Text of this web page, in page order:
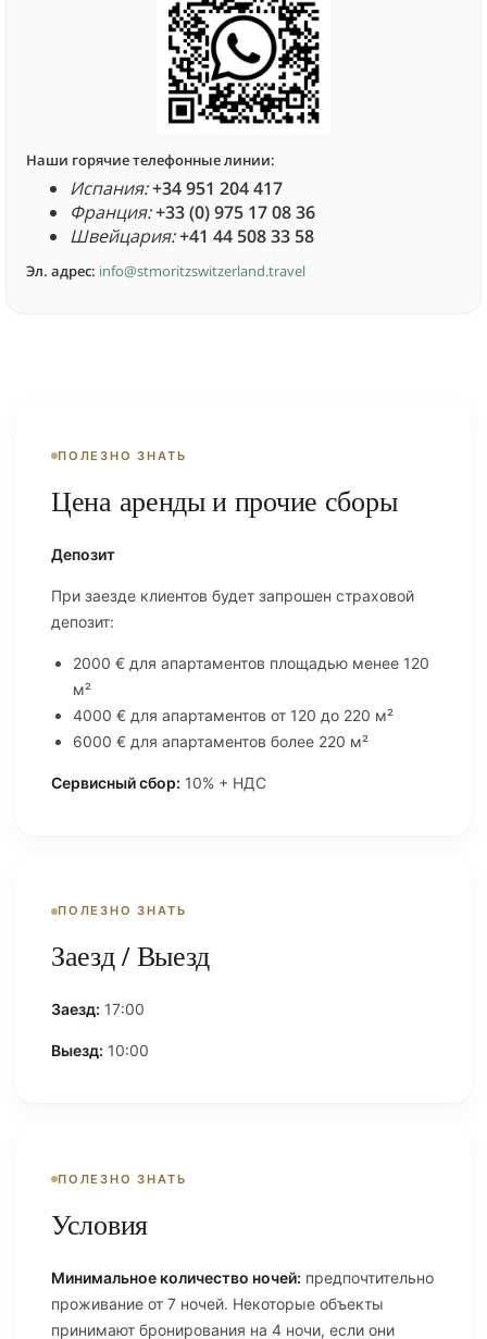
Наши горячие телефонные линии:
Испания:+34 951 204 417
Франция:+33 (0) 975 17 08 36
Швейцария:+41 44 508 33 58
Эл. адрес: info@stmoritzswitzerland.travel
ПОЛЕЗНО ЗНАТЬ
Цена аренды и прочие сборы
Депозит
При заезде клиентов будет запрошен страховой
депозит:
2000 € для апартаментов площадью менее 120
м²
4000 € для апартаментов от 120 до 220 м²
6000 € для апартаментов более 220 м²
Сервисный сбор: 10% + НДС
ПОЛЕЗНО ЗНАТЬ
Заезд / Выезд
Заезд: 17:00
Выезд: 10:00
ПОЛЕЗНО ЗНАТЬ
Условия
Минимальное количество ночей: предпочтительно
проживание от 7 ночей. Некоторые объекты
принимают бронирования на 4 ночи, если они